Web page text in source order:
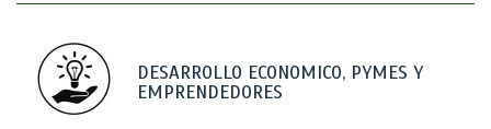
DESARROLLO ECONOMICO, PYMES Y
EMPRENDEDORES